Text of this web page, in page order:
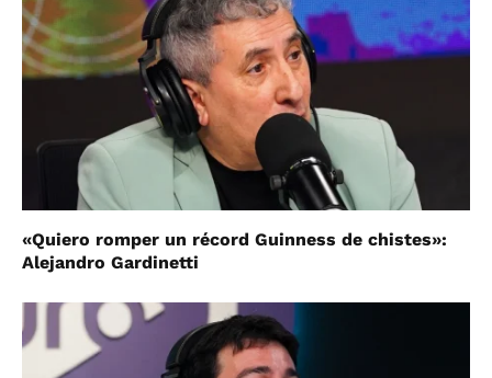
«Quiero romper un récord Guinness de chistes»:
Alejandro Gardinetti